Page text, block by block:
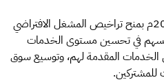
وقد قامت الهيئة في أواخر عام 2014م بمنح تراخيص المشغل الافتراضي
في تحسين مستوى الخدمات
في الخدمات المقدمة لهم، وتوسيع سوق
للمشتركين.